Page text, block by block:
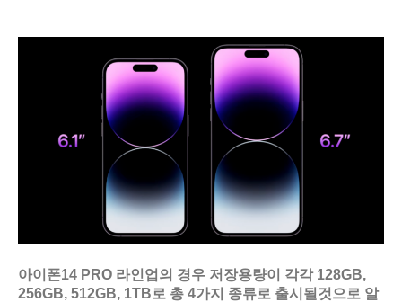
아이폰14 PRO 라인업의 경우 저장용량이 각각 128GB,
256GB, 512GB, 1TB로 총 4가지 종류로 출시될것으로 알